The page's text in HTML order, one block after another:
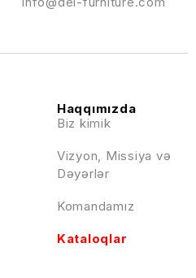
Haqqımızda
Biz kimik
Vizyon, Missiya və
Dəyərlər
Komandamız
Kataloqlar